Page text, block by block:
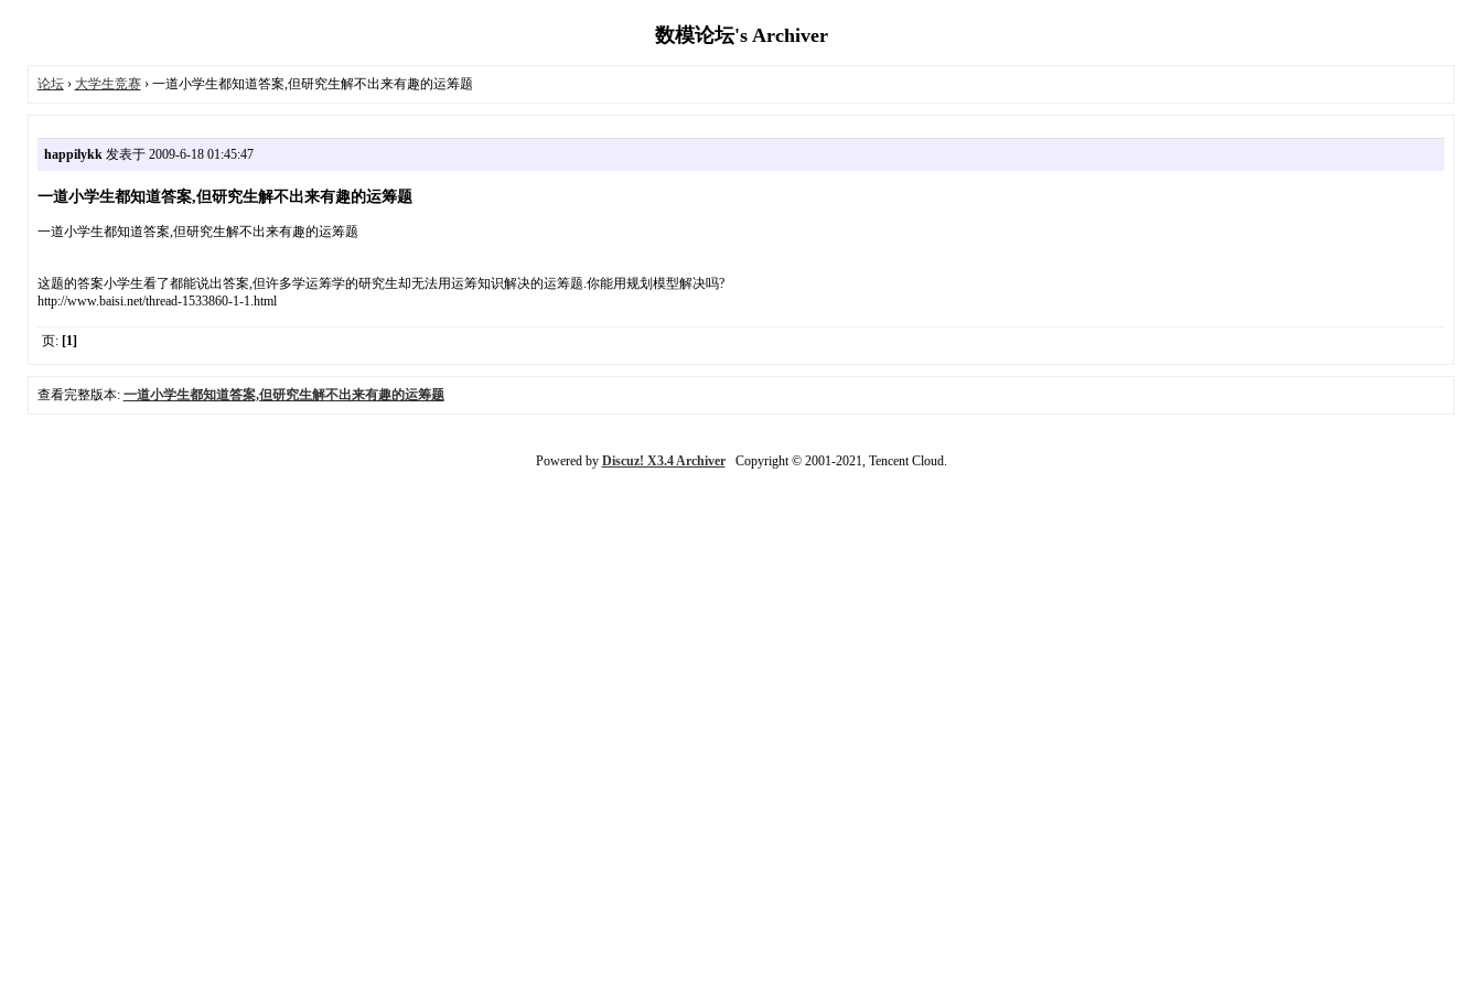
数模论坛's Archiver
论坛› 大学生竞赛› 一道小学生都知道答案,但研究生解不出来有趣的运筹题
happilykk发表于 2009-6-18 01:45:47
一道小学生都知道答案,但研究生解不出来有趣的运筹题
一道小学生都知道答案,但研究生解不出来有趣的运筹题
这题的答案小学生看了都能说出答案,但许多学运筹学的研究生却无法用运筹知识解决的运筹题.你能用规划模型解决吗?
http://www.baisi.net/thread-1533860-1-1.html
页: [1]
查看完整版本: 一道小学生都知道答案,但研究生解不出来有趣的运筹题
Powered by Discuz! X3.4 ArchiverCopyright © 2001-2021, Tencent Cloud.